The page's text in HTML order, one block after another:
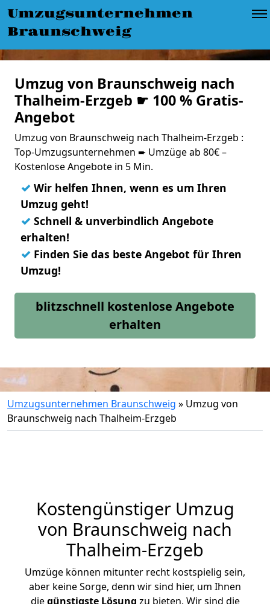
Umzugsunternehmen
Braunschweig
Umzug von Braunschweig nach
Thalheim-Erzgeb ☛ 100 % Gratis-
Angebot
Umzug von Braunschweig nach Thalheim-Erzgeb :
Top-Umzugsunternehmen ➨ Umzüge ab 80€ –
Kostenlose Angebote in 5 Min.
✓ Wir helfen Ihnen, wenn es um Ihren
Umzug geht!
✓ Schnell & unverbindlich Angebote
erhalten!
✓ Finden Sie das beste Angebot für Ihren
Umzug!
blitzschnell kostenlose Angebote
erhalten
Umzugsunternehmen Braunschweig » Umzug von
Braunschweig nach Thalheim-Erzgeb
Kostengünstiger Umzug
von Braunschweig nach
Thalheim-Erzgeb
Umzüge können mitunter recht kostspielig sein,
aber keine Sorge, denn wir sind hier, um Ihnen
diegünstigste Lösung zu bieten. Wir sind die